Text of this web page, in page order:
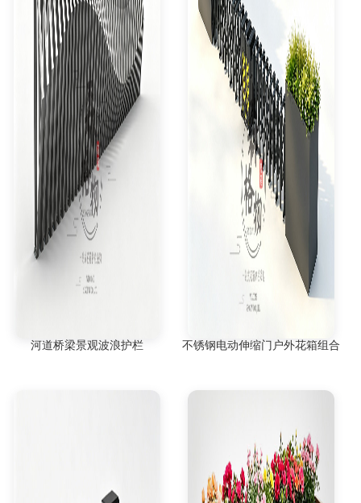
河道桥梁景观波浪护栏 不锈钢电动伸缩门户外花箱组合